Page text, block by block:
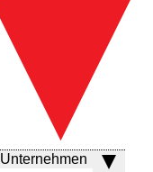
Unternehmen